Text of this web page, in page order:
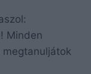
Minden